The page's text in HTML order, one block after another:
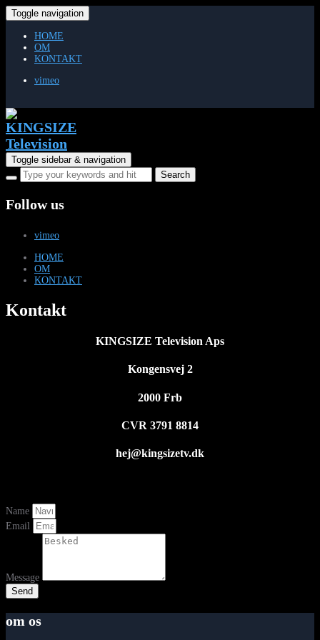
Toggle navigation
HOME
OM
KONTAKT
vimeo
Toggle sidebar & navigation
Follow us
vimeo
HOME
OM
KONTAKT
Kontakt
KINGSIZE Television Aps
Kongensvej 2
2000 Frb
CVR 3791 8814
hej@kingsizetv.dk
Name
Email
Message
Send
om os